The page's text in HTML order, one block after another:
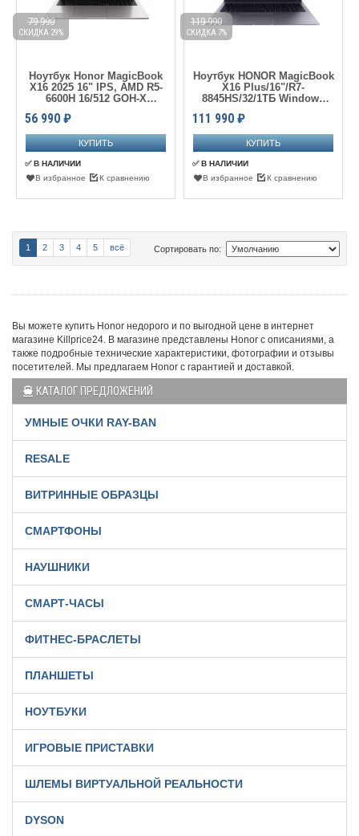
Ноутбук Honor MagicBook
X16 2025 16" IPS, AMD R5-
6600H 16/512 GOH-X
56 990 ₽
79 990
СКИДКА 29%
✅ В НАЛИЧИИ
В избранное
К сравнению
Ноутбук HONOR MagicBook
X16 Plus/16"/R7-
8845HS/32/1ТБ Windows
111 990 ₽
119 990
СКИДКА 7%
✅ В НАЛИЧИИ
В избранное
К сравнению
Сортировать по:
1 2 3 4 5 всё
Вы можете купить Honor недорого и по выгодной цене в интернет
магазине Killprice24. В магазине представлены Honor с описаниями, а
также подробные технические характеристики, фотографии и отзывы
посетителей. Мы предлагаем Honor с гарантией и доставкой.
КАТАЛОГ ПРЕДЛОЖЕНИЙ
УМНЫЕ ОЧКИ RAY-BAN
RESALE
ВИТРИННЫЕ ОБРАЗЦЫ
СМАРТФОНЫ
НАУШНИКИ
СМАРТ-ЧАСЫ
ФИТНЕС-БРАСЛЕТЫ
ПЛАНШЕТЫ
НОУТБУКИ
ИГРОВЫЕ ПРИСТАВКИ
ШЛЕМЫ ВИРТУАЛЬНОЙ РЕАЛЬНОСТИ
DYSON